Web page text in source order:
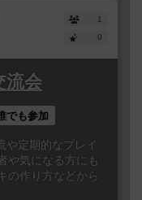
1
0
流会
でも参加
や定期的なプレイ
や気になる方にも
の作り方などから